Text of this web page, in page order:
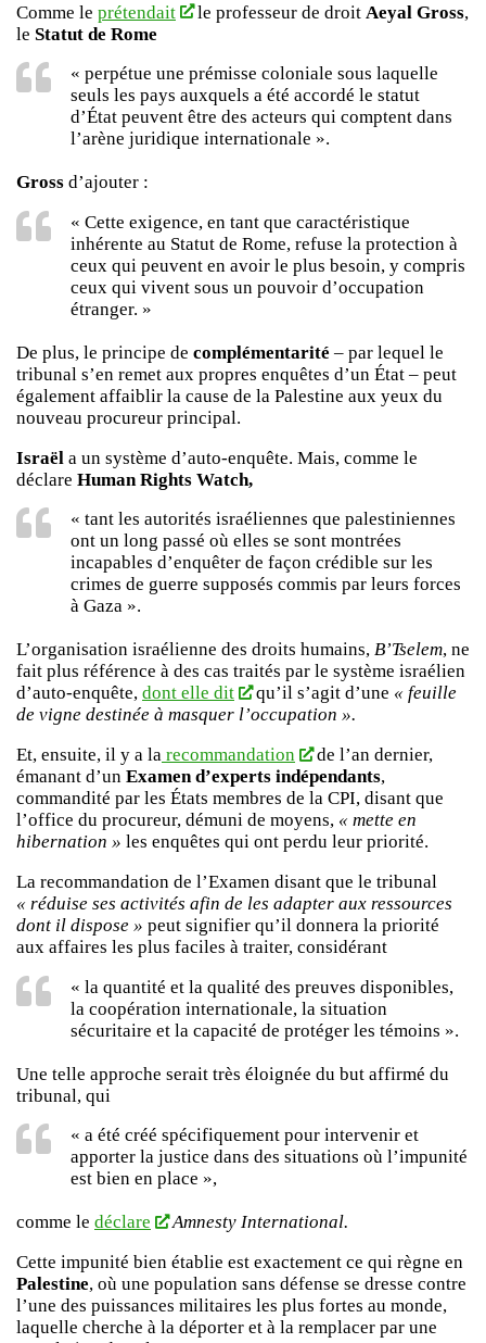
Comme le prétendait le professeur de droit Aeyal Gross,
le Statut de Rome
« perpétue une prémisse coloniale sous laquelle
seuls les pays auxquels a été accordé le statut
d’État peuvent être des acteurs qui comptent dans
l’arène juridique internationale ».
Gross d’ajouter :
« Cette exigence, en tant que caractéristique
inhérente au Statut de Rome, refuse la protection à
ceux qui peuvent en avoir le plus besoin, y compris
ceux qui vivent sous un pouvoir d’occupation
étranger. »
De plus, le principe de complémentarité – par lequel le
tribunal s’en remet aux propres enquêtes d’un État – peut
également affaiblir la cause de la Palestine aux yeux du
nouveau procureur principal.
Israël a un système d’auto-enquête. Mais, comme le
déclare Human Rights Watch,
« tant les autorités israéliennes que palestiniennes
ont un long passé où elles se sont montrées
incapables d’enquêter de façon crédible sur les
crimes de guerre supposés commis par leurs forces
à Gaza ».
L’organisation israélienne des droits humains, B’Tselem, ne
fait plus référence à des cas traités par le système israélien
d’auto-enquête, dont elle dit qu’il s’agit d’une « feuille
de vigne destinée à masquer l’occupation ».
Et, ensuite, il y a la recommandation
de l’an dernier,
émanant d’un Examen d’experts indépendants,
commandité par les États membres de la CPI, disant que
l’office du procureur, démuni de moyens, « mette en
hibernation » les enquêtes qui ont perdu leur priorité.
La recommandation de l’Examen disant que le tribunal
« réduise ses activités afin de les adapter aux ressources
dont il dispose » peut signifier qu’il donnera la priorité
aux affaires les plus faciles à traiter, considérant
« la quantité et la qualité des preuves disponibles,
la coopération internationale, la situation
sécuritaire et la capacité de protéger les témoins ».
Une telle approche serait très éloignée du but affirmé du
tribunal, qui
« a été créé spécifiquement pour intervenir et
apporter la justice dans des situations où l’impunité
est bien en place »,
comme le déclare
Amnesty International.
Cette impunité bien établie est exactement ce qui règne en
Palestine, où une population sans défense se dresse contre
l’une des puissances militaires les plus fortes au monde,
laquelle cherche à la déporter et à la remplacer par une